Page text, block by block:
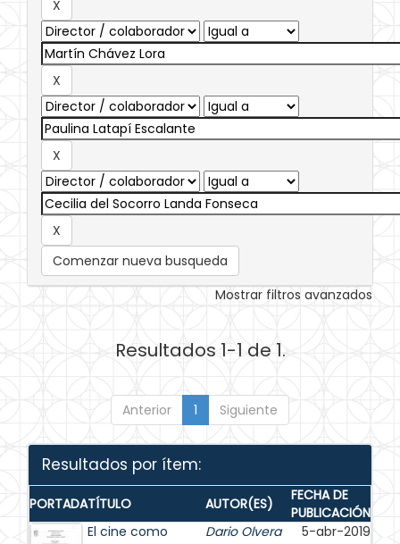
Comenzar nueva busqueda
Mostrar filtros avanzados
Resultados 1-1 de 1.
Anterior 1 Siguiente
Resultados por ítem:
PORTADATÍTULO AUTOR(ES)
FECHA DE
PUBLICACIÓN
El cine como
Dario Olvera
5-abr-2019